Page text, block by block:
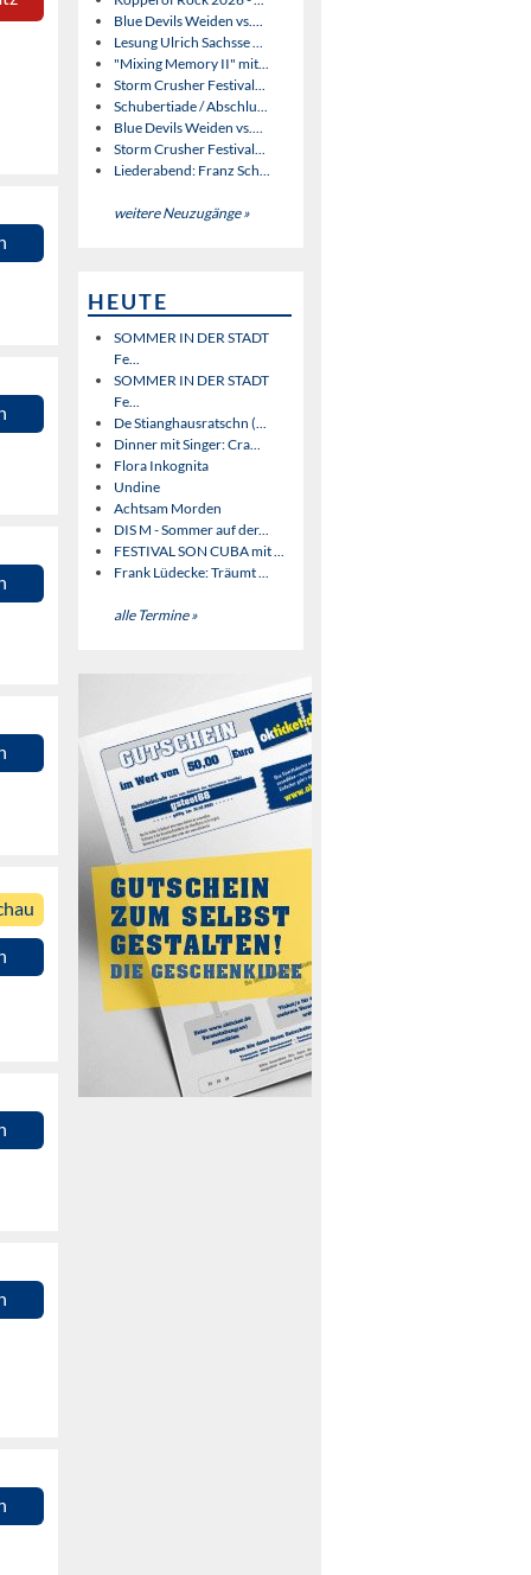
Blue Devils Weiden vs....
Lesung Ulrich Sachsse ...
"Mixing Memory II" mit...
Storm Crusher Festival...
Schubertiade / Abschlu...
Blue Devils Weiden vs....
Storm Crusher Festival...
Liederabend: Franz Sch...
weitere Neuzugänge »
HEUTE
SOMMER IN DER STADT
Fe...
SOMMER IN DER STADT
Fe...
De Stianghausratschn (...
Dinner mit Singer: Cra...
Flora Inkognita
Undine
Achtsam Morden
DIS M - Sommer auf der...
FESTIVAL SON CUBA mit ...
Frank Lüdecke: Träumt ...
alle Termine »